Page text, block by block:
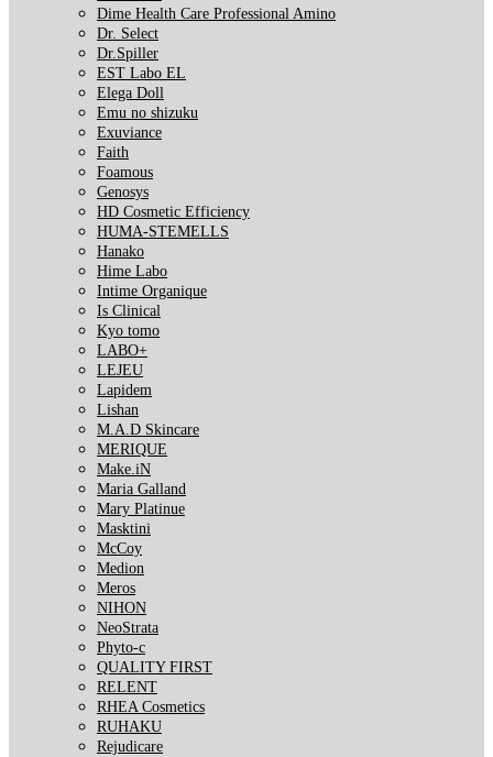
Dime Health Care Professional Amino
Dr. Select
Dr.Spiller
EST Labo EL
Elega Doll
Emu no shizuku
Exuviance
Faith
Foamous
Genosys
HD Cosmetic Efficiency
HUMA-STEMELLS
Hanako
Hime Labo
Intime Organique
Is Clinical
Kyo tomo
LABO+
LEJEU
Lapidem
Lishan
M.A.D Skincare
MERIQUE
Make.iN
Maria Galland
Mary Platinue
Masktini
McCoy
Medion
Meros
NIHON
NeoStrata
Phyto-c
QUALITY FIRST
RELENT
RHEA Cosmetics
RUHAKU
Rejudicare